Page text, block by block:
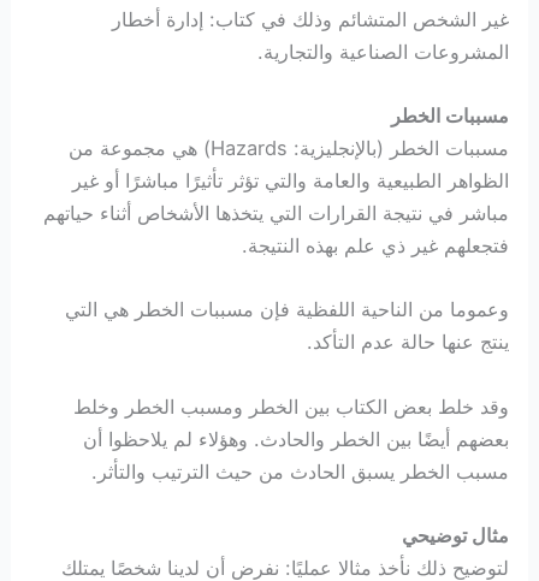
غير الشخص المتشائم وذلك في كتاب: إدارة أخطار
المشروعات الصناعية والتجارية.
مسببات الخطر
مسببات الخطر (بالإنجليزية: Hazards) هي مجموعة من
الظواهر الطبيعية والعامة والتي تؤثر تأثيرًا مباشرًا أو غير
مباشر في نتيجة القرارات التي يتخذها الأشخاص أثناء حياتهم
فتجعلهم غير ذي علم بهذه النتيجة.
وعموما من الناحية اللفظية فإن مسببات الخطر هي التي
ينتج عنها حالة عدم التأكد.
وقد خلط بعض الكتاب بين الخطر ومسبب الخطر وخلط
بعضهم أيضًا بين الخطر والحادث. وهؤلاء لم يلاحظوا أن
مسبب الخطر يسبق الحادث من حيث الترتيب والتأثر.
مثال توضيحي
لتوضيح ذلك نأخذ مثالا عمليًا: نفرض أن لدينا شخصًا يمتلك